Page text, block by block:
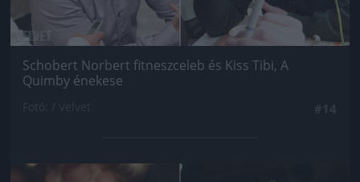
Schobert Norbert fitneszceleb és Kiss Tibi, A
Quimby énekese